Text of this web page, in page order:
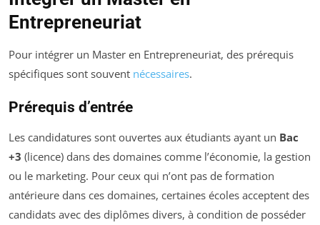
Entrepreneuriat
Pour intégrer un Master en Entrepreneuriat, des prérequis
spécifiques sont souvent nécessaires.
Prérequis d’entrée
Les candidatures sont ouvertes aux étudiants ayant un Bac
+3 (licence) dans des domaines comme l’économie, la gestion
ou le marketing. Pour ceux qui n’ont pas de formation
antérieure dans ces domaines, certaines écoles acceptent des
candidats avec des diplômes divers, à condition de posséder